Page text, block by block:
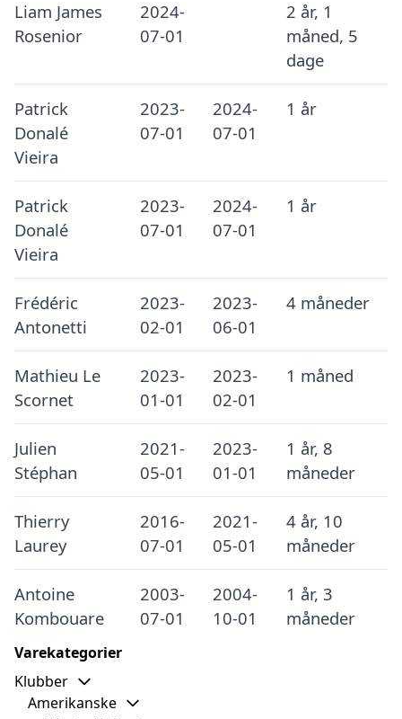
Liam James
Rosenior
2024-
07-01
2 år, 1
måned, 5
dage
Patrick
Donalé
Vieira
2023-
07-01
2024-
07-01
1 år
Patrick
Donalé
Vieira
2023-
07-01
2024-
07-01
1 år
Frédéric
Antonetti
2023-
02-01
2023-
06-01
4 måneder
Mathieu Le
Scornet
2023-
01-01
2023-
02-01
1 måned
Julien
Stéphan
2021-
05-01
2023-
01-01
1 år, 8
måneder
Thierry
Laurey
2016-
07-01
2021-
05-01
4 år, 10
måneder
Antoine
Kombouare
2003-
07-01
2004-
10-01
1 år, 3
måneder
Varekategorier
Klubber
Amerikanske